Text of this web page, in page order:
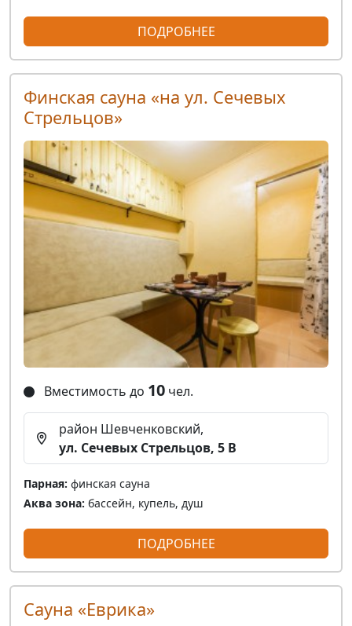
ПОДРОБНЕЕ
Финская сауна «на ул. Сечевых
Стрельцов»
Вместимость до 10 чел.
район Шевченковский,
ул. Сечевых Стрельцов, 5 В
Парная: финская сауна
Аква зона: бассейн, купель, душ
ПОДРОБНЕЕ
Сауна «Еврика»